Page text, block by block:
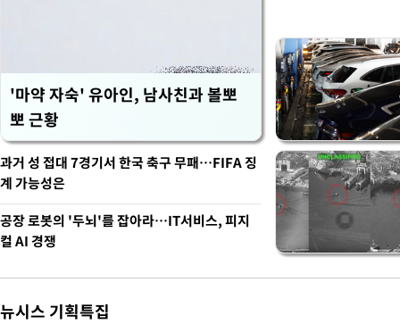
'마약 자숙' 유아인, 남사친과 볼뽀
뽀 근황
과거 성 접대 7경기서 한국 축구 무패…FIFA 징
계 가능성은
공장 로봇의 '두뇌'를 잡아라…IT서비스, 피지
컬 AI 경쟁
뉴시스 기획특집